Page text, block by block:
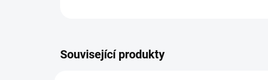
Související produkty